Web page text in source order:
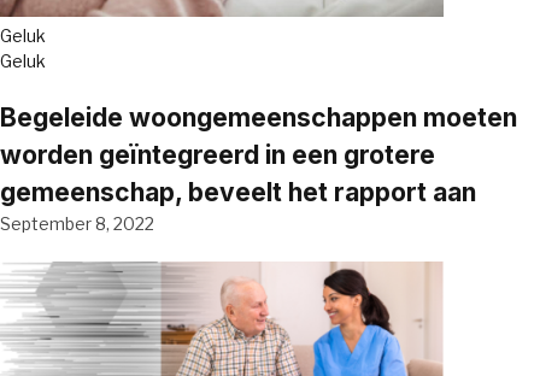
Geluk
Geluk
Begeleide woongemeenschappen moeten
worden geïntegreerd in een grotere
gemeenschap, beveelt het rapport aan
September 8, 2022